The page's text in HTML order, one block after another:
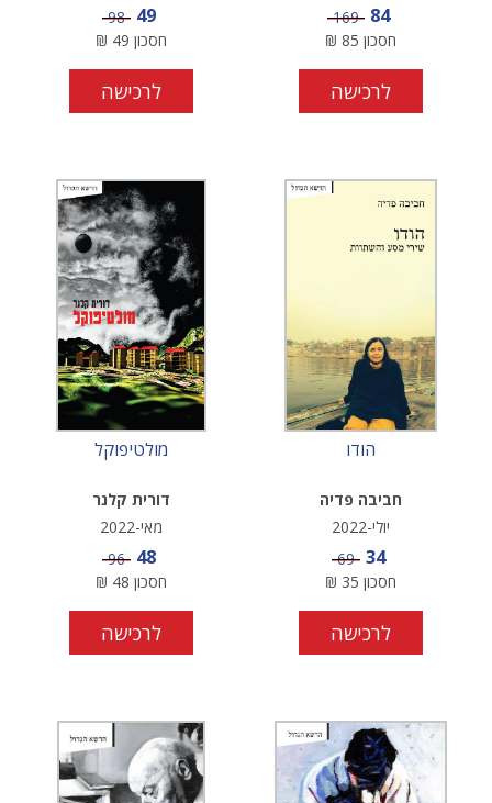
מחיר מבצע
84 מחיר
169
חסכון 85
₪
לרכישה
מחיר מבצע
49 מחיר
98
חסכון 49
₪
לרכישה
הודו
חביבה פדיה
יולי-2022
מחיר מבצע
34 מחיר
69
חסכון 35
₪
לרכישה
מולטיפוקל
דורית קלנר
מאי-2022
מחיר מבצע
48 מחיר
96
חסכון 48
₪
לרכישה